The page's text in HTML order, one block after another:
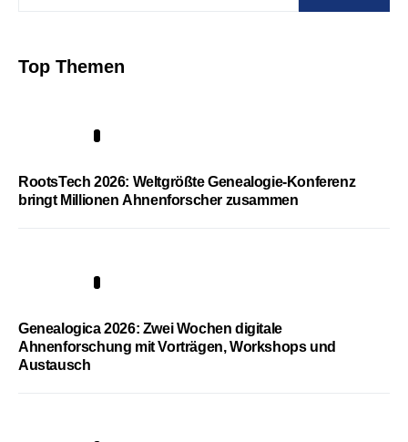
Top Themen
RootsTech 2026: Weltgrößte Genealogie-Konferenz
bringt Millionen Ahnenforscher zusammen
Genealogica 2026: Zwei Wochen digitale
Ahnenforschung mit Vorträgen, Workshops und
Austausch